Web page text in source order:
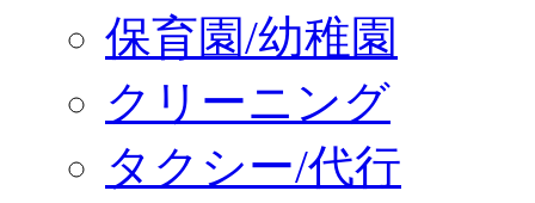
保育園/幼稚園
クリーニング
タクシー/代行